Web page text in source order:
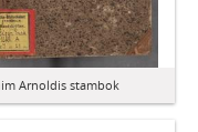
Arnoldis stambok